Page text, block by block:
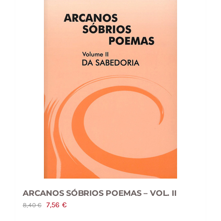
ARCANOS SÓBRIOS POEMAS – VOL. II
8,40€
O
7,56 €O